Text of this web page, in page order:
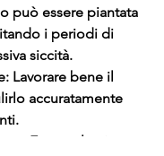
può essere piantata
i periodi di
siccità.
Lavorare bene il
accuratamente
Estrarre la pianta